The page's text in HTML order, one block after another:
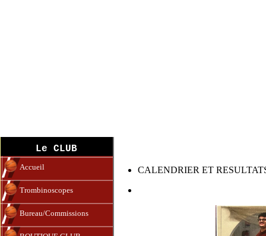
Le CLUB
Accueil
Trombinoscopes
Bureau/Commissions
CALENDRIER ET